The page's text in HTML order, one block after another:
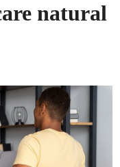
natural